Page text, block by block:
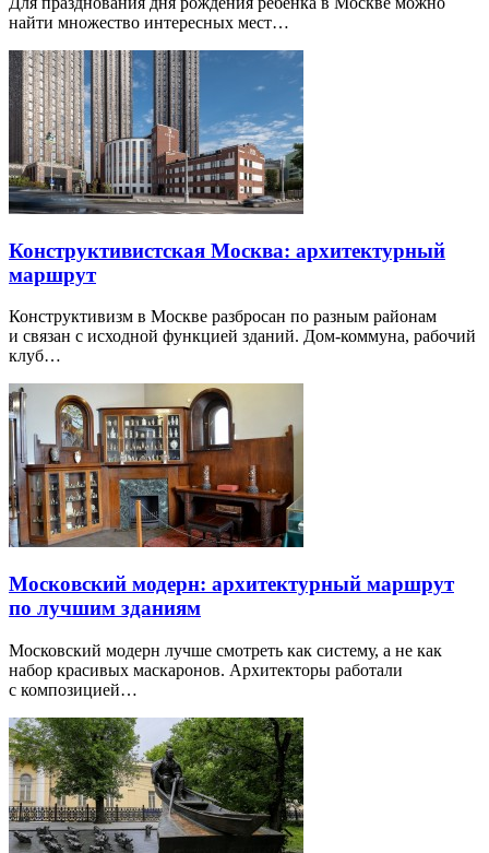
найти множество интересных мест…
Конструктивистская Москва: архитектурный
маршрут
Конструктивизм в Москве разбросан по разным районам
и связан с исходной функцией зданий. Дом-коммуна, рабочий
клуб…
Московский модерн: архитектурный маршрут
по лучшим зданиям
Московский модерн лучше смотреть как систему, а не как
набор красивых маскаронов. Архитекторы работали
с композицией…